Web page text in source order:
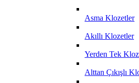
Asma Klozetler
Akıllı Klozetler
Yerden Tek
Alttan Çıkışlı